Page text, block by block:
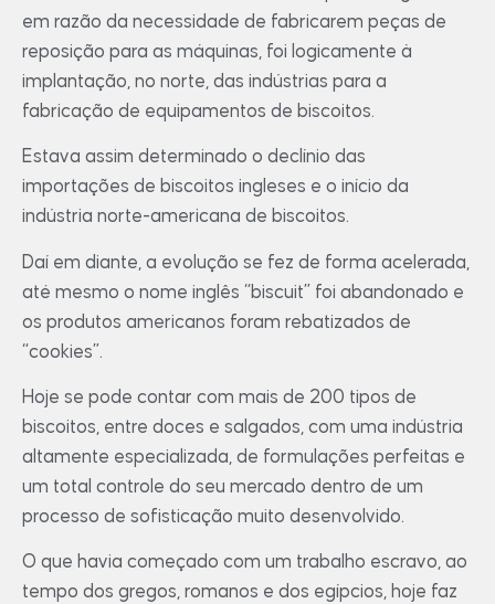
em razão da necessidade de fabricarem peças de
reposição para as máquinas, foi logicamente à
implantação, no norte, das indústrias para a
fabricação de equipamentos de biscoitos.
Estava assim determinado o declínio das
importações de biscoitos ingleses e o início da
indústria norte-americana de biscoitos.
Daí em diante, a evolução se fez de forma acelerada,
até mesmo o nome inglês “biscuit” foi abandonado e
os produtos americanos foram rebatizados de
“cookies”.
Hoje se pode contar com mais de 200 tipos de
biscoitos, entre doces e salgados, com uma indústria
altamente especializada, de formulações perfeitas e
um total controle do seu mercado dentro de um
processo de sofisticação muito desenvolvido.
O que havia começado com um trabalho escravo, ao
tempo dos gregos, romanos e dos egípcios, hoje faz